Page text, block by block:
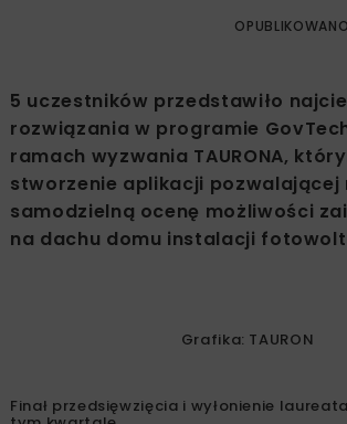
5 uczestników przedstawiło
rozwiązania w programie
ramach wyzwania TAURONA,
stworzenie aplikacji pozwalającej
samodzielną ocenę możliwości
na dachu domu instalacji